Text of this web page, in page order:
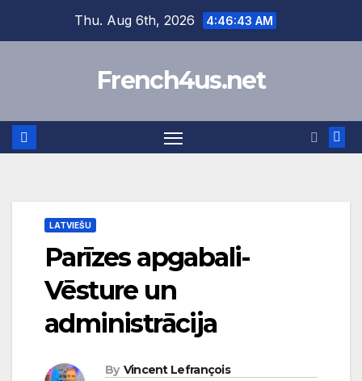
Thu. Aug 6th, 2026 4:46:44 AM
French4us.net
LATVIEŠU
Parīzes apgabali-
Vēsture un
administrācija
By Vincent Lefrançois